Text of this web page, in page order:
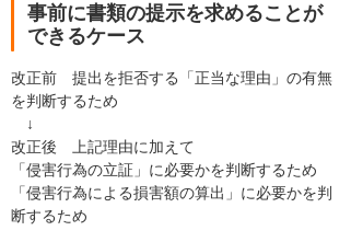
事前に書類の提示を求めることが
できるケース
改正前 提出を拒否する「正当な理由」の有無
を判断するため
↓
改正後 上記理由に加えて
「侵害行為の立証」に必要かを判断するため
「侵害行為による損害額の算出」に必要かを判
断するため